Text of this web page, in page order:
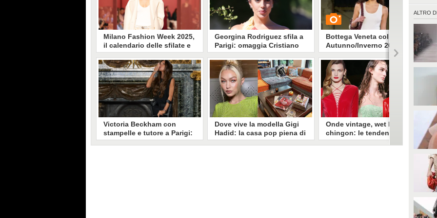
ALTRO DI
Milano Fashion Week 2025,
il calendario delle sfilate e
gli eventi dal 23 al 29
settembre
Si avvicina la settimana più
fashion del capoluogo milanese.
La Settimana della Moda si apre
martedì 23 settembre, un'edizione
all'insegna di ritorni, debutti e
novità. In programma eventi e
sfilate fino a lunedì 29 settembre.
Victoria Beckham con
stampelle e tutore a Parigi:
per l'arrivo in passerella
Georgina Rodriguez sfila a
Parigi: omaggia Cristiano
Ronaldo con l'abito ispirato
alla sua maglia
Ieri sera Georgina Rodriguez ha
sfilato alla Paris Fashion Week.
Ha calcato la passerella di
Vetements e lo ha fatto con un
abito ispirato alla maglia da
gioco di Cristiano Ronaldo.
Dove vive la modella Gigi
Hadid: la casa pop piena di
colore e opere d'arte
Bottega Veneta collezione
Autunno/Inverno 2022-2023
GUARDA
3866• diStile e trend
Onde vintage, wet look e
chingon: le tendenze
capelli dalla Milano